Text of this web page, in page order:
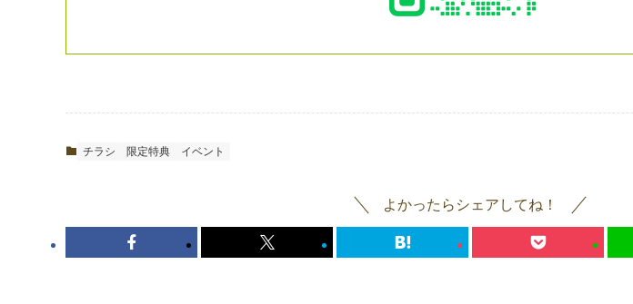
チラシ 限定特典 イベント
よかったらシェアしてね！